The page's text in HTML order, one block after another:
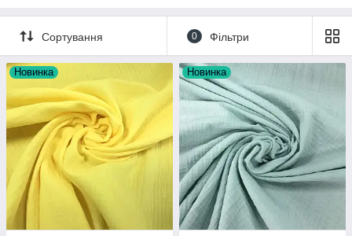
Сортування 0 Фільтри
Новинка Новинка